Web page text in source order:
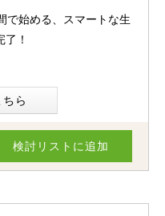
検討リスト に追加
で始める、スマートな生
！
高い立地にありなが